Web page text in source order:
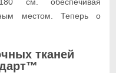
местом. Теперь о
тканей